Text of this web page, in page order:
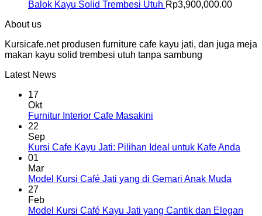
Balok Kayu Solid Trembesi Utuh Rp3,900,000.00
About us
Kursicafe.net produsen furniture cafe kayu jati, dan juga meja
makan kayu solid trembesi utuh tanpa sambung
Latest News
17
Okt
Furnitur Interior Cafe Masakini
22
Sep
Kursi Cafe Kayu Jati: Pilihan Ideal untuk Kafe Anda
01
Mar
Model Kursi Café Jati yang di Gemari Anak Muda
27
Feb
Model Kursi Café Kayu Jati yang Cantik dan Elegan